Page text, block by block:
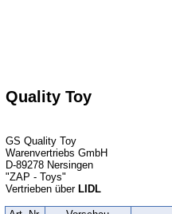
Quality Toy
GS Quality Toy
Warenvertriebs GmbH
D-89278 Nersingen
"ZAP - Toys"
Vertrieben über LIDL